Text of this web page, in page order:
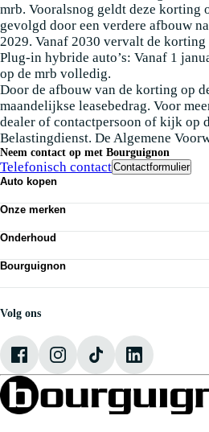
mrb. Vooralsnog geldt deze korting
gevolgd door een verdere afbouw
2029. Vanaf 2030 vervalt de
Plug-in hybride auto’s: Vanaf 1
op de mrb volledig.
Door de afbouw van de korting op
maandelijkse leasebedrag. Voor
dealer of contactpersoon of kijk op
Belastingdienst. De Algemene
Neem contact op met Bourguignon
Telefonisch contactContactformulier
Auto kopen
Occasions
Elektrisch
Alle voorraad
Onze merken
Audi
Škoda
CUPRA
Onderhoud
Airco
Bourguignon
Werken bij Bourguignon
Onze mensen
Contact
Volg ons